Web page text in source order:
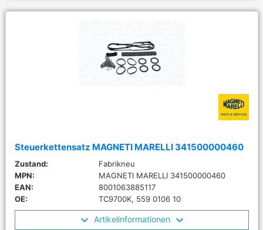
Steuerkettensatz MAGNETI MARELLI 341500000460
Zustand:
Fabrikneu
MPN:
MAGNETI MARELLI 341500000460
EAN:
8001063885117
OE:
TC9700K, 559 0106 10
Artikelinformationen